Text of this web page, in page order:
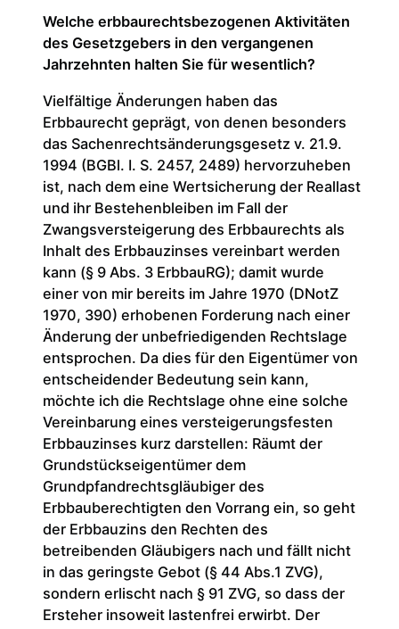
Welche erbbaurechtsbezogenen Aktivitäten
des Gesetzgebers in den vergangenen
Jahrzehnten halten Sie für wesentlich?
Vielfältige Änderungen haben das
Erbbaurecht geprägt, von denen besonders
das Sachenrechtsänderungsgesetz v. 21.9.
1994 (BGBl. I. S. 2457, 2489) hervorzuheben
ist, nach dem eine Wertsicherung der Reallast
und ihr Bestehenbleiben im Fall der
Zwangsversteigerung des Erbbaurechts als
Inhalt des Erbbauzinses vereinbart werden
kann (§ 9 Abs. 3 ErbbauRG); damit wurde
einer von mir bereits im Jahre 1970 (DNotZ
1970, 390) erhobenen Forderung nach einer
Änderung der unbefriedigenden Rechtslage
entsprochen. Da dies für den Eigentümer von
entscheidender Bedeutung sein kann,
möchte ich die Rechtslage ohne eine solche
Vereinbarung eines versteigerungsfesten
Erbbauzinses kurz darstellen: Räumt der
Grundstückseigentümer dem
Grundpfandrechtsgläubiger des
Erbbauberechtigten den Vorrang ein, so geht
der Erbbauzins den Rechten des
betreibenden Gläubigers nach und fällt nicht
in das geringste Gebot (§ 44 Abs.1 ZVG),
sondern erlischt nach § 91 ZVG, so dass der
Ersteher insoweit lastenfrei erwirbt. Der